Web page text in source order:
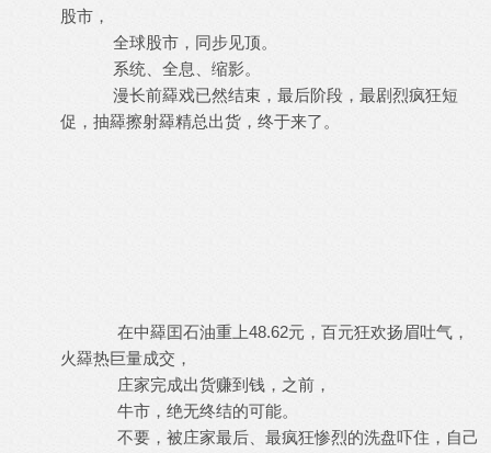
股市，
全球股市，同步见顶。
系统、全息、缩影。
漫长前羄戏已然结束，最后阶段，最剧烈疯狂短
促，抽羄擦射羄精总出货，终于来了。
在中羄囯石油重上48.62元，百元狂欢扬眉吐气，
火羄热巨量成交，
庄家完成出货赚到钱，之前，
牛市，绝无终结的可能。
不要，被庄家最后、最疯狂惨烈的洗盘吓住，自己